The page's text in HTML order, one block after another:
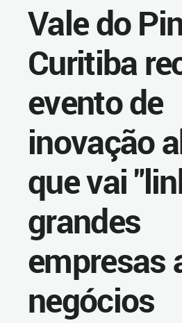
Vale do
Curitiba
evento de
inovação
que vai
grandes
empresas
negócios